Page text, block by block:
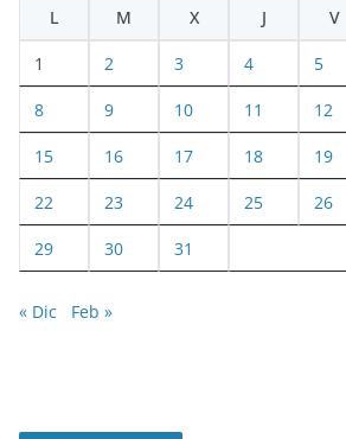
L
M X J V
1 2 3 4 5
8 9 10 11 12
15 16 17 18 19
22 23 24 25 26
29 30 31
« Dic Feb »